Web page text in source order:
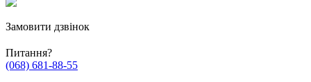
Замовити дзвінок
Питання?
(068) 681-88-55